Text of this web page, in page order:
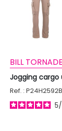
BILL
Jogging cargo
Ref. : P24H2592B
5/